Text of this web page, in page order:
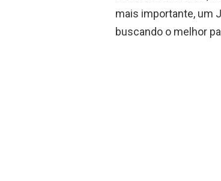
mais importante, um
buscando o melhor